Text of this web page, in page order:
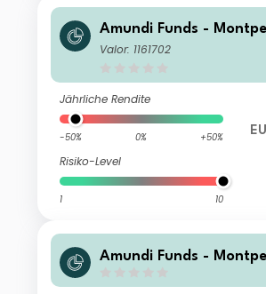
Amundi Funds -
Convertible Bond I EUR
Valor: 1161702
Jährliche Rendite
-50% 0% +50%
Risiko-Level
1 10
Amundi Funds -